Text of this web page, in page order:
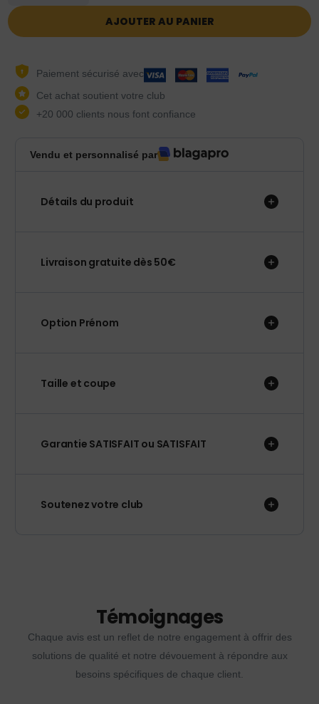
AJOUTER AU PANIER
Paiement sécurisé avec
Cet achat soutient votre club
+20 000 clients nous font confiance
Vendu et personnalisé par
Détails du produit
Livraison gratuite dès 50€
Option Prénom
Taille et coupe
Garantie SATISFAIT ou SATISFAIT
Soutenez votre club
Témoignages
Chaque avis est un reflet de notre engagement à offrir des
solutions de qualité et notre dévouement à répondre aux
besoins spécifiques de chaque client.